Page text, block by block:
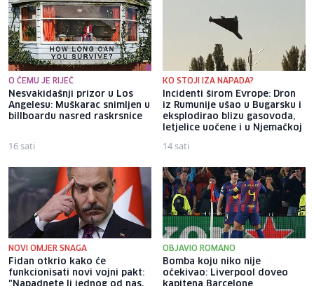
O ČEMU JE RIJEČ
Nesvakidašnji prizor u Los
Angelesu: Muškarac snimljen u
billboardu nasred raskrsnice
16 sati
KO STOJI IZA NAPADA?
Incidenti širom Evrope: Dron
iz Rumunije ušao u Bugarsku i
eksplodirao blizu gasovoda,
letjelice uočene i u Njemačkoj
14 sati
NOVI OMJER SNAGA
Fidan otkrio kako će
funkcionisati novi vojni pakt:
"Napadnete li jednog od nas,
OBJAVIO ROMANO
Bomba koju niko nije
očekivao: Liverpool doveo
kapitena Barcelone